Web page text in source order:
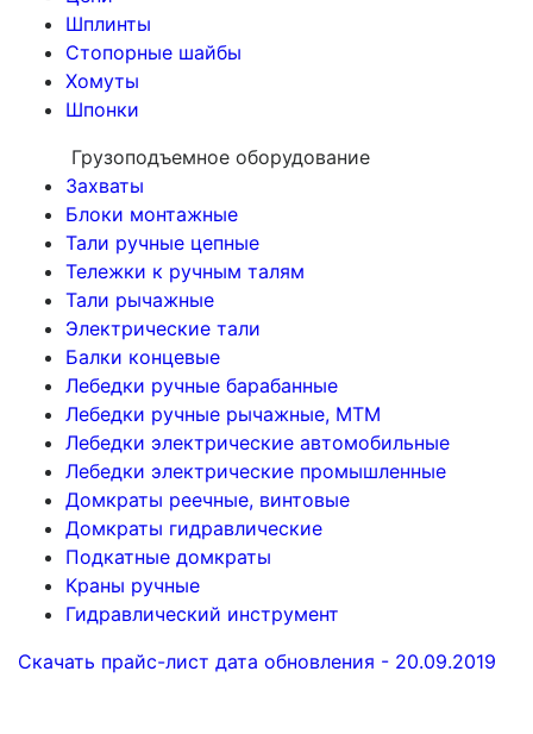
Шплинты
Стопорные шайбы
Хомуты
Шпонки
Грузоподъемное оборудование
Захваты
Блоки монтажные
Тали ручные цепные
Тележки к ручным талям
Тали рычажные
Электрические тали
Балки концевые
Лебедки ручные барабанные
Лебедки ручные рычажные, МТМ
Лебедки электрические автомобильные
Лебедки электрические промышленные
Домкраты реечные, винтовые
Домкраты гидравлические
Подкатные домкраты
Краны ручные
Гидравлический инструмент
Скачать прайс-лист дата обновления - 20.09.2019